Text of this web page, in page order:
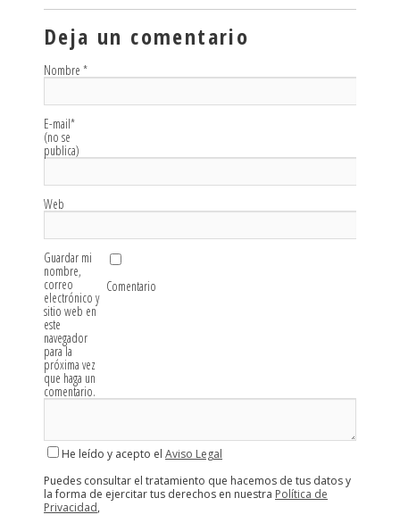
Deja un comentario
Nombre *
E-mail*
(no se
publica)
Web
Guardar mi
nombre,
correo
electrónico y
sitio web en
este
navegador
para la
próxima vez
que haga un
comentario.
Comentario
He leído y acepto el Aviso Legal
Puedes consultar el tratamiento que hacemos de tus datos y
la forma de ejercitar tus derechos en nuestra Política de
Privacidad,